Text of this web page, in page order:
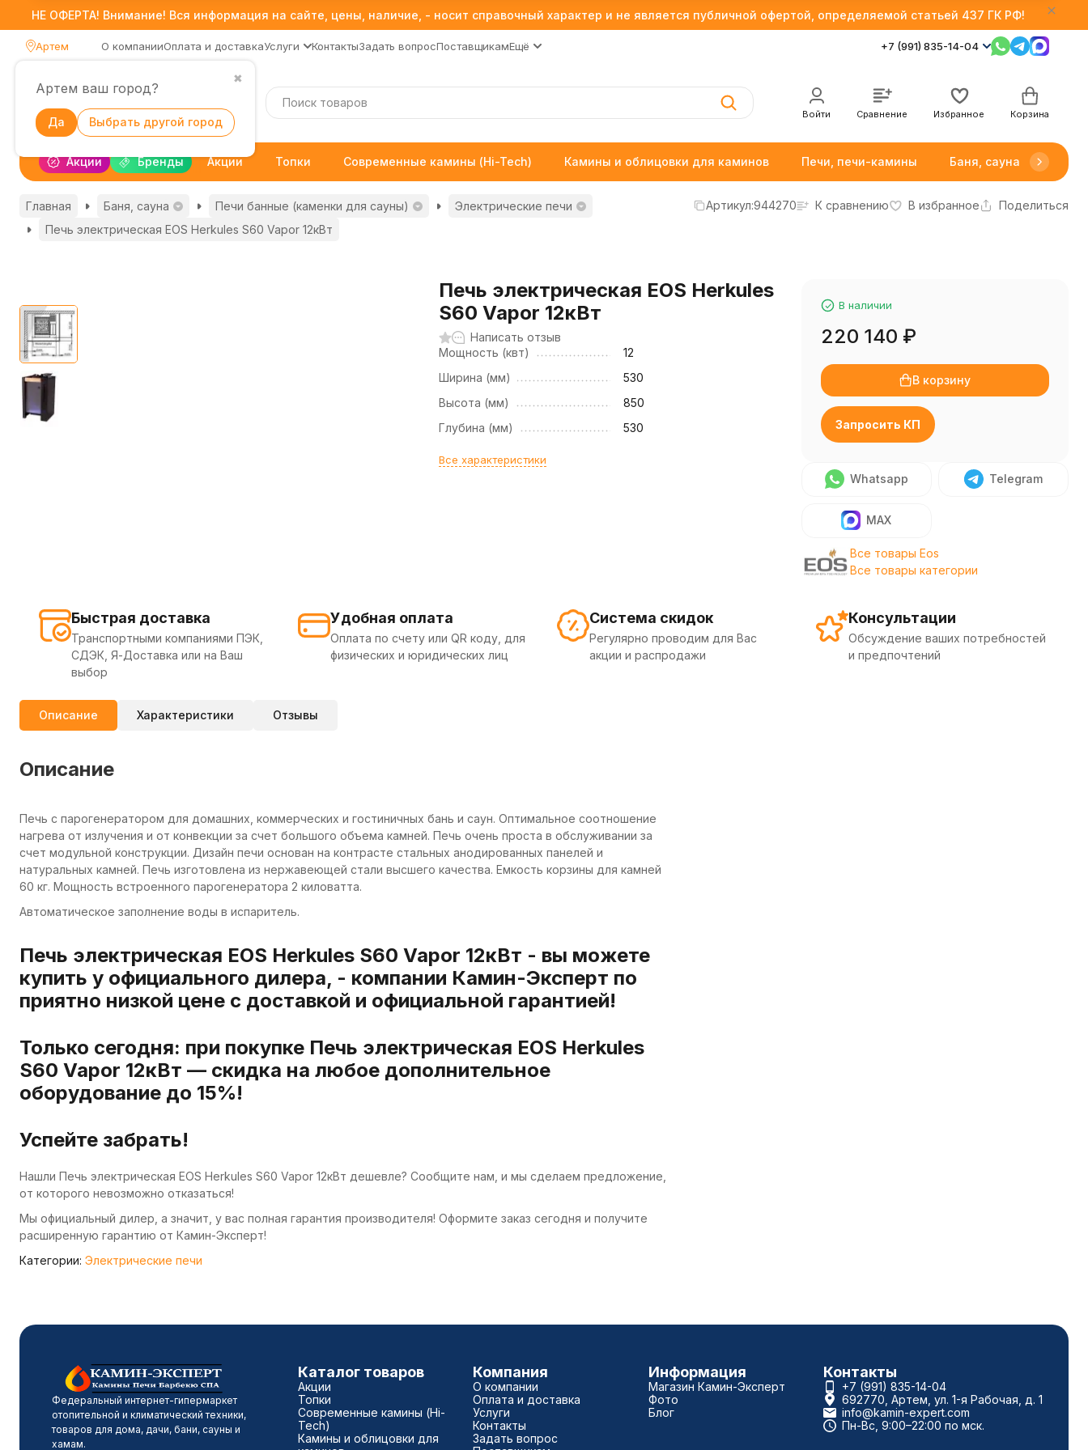
НЕ ОФЕРТА! Внимание! Вся информация на сайте, цены, наличие, - носит справочный характер и не является публичной офертой, определяемой статьей 437 ГК РФ!
Артем
✖
Артем ваш город?
Да Выбрать другой город
О компанииОплата и доставкаУслуги КонтактыЗадать вопросПоставщикамЕщё +7 (991) 835-14-04
Войти Сравнение Избранное Корзина
Акции Бренды Акции Топки Современные камины (Hi-Tech) Камины и облицовки для каминов Печи, печи-камины Баня, сауна
Главная Баня, сауна Печи банные (каменки для сауны)
Электрические печи
Печь электрическая EOS Herkules S60 Vapor 12кВт
Артикул:944270 К сравнению В избранное Поделиться
Печь электрическая EOS Herkules
S60 Vapor 12кВт
Написать отзыв
Мощность (квт)
12
Ширина (мм)
530
Высота (мм)
850
Глубина (мм)
530
Все характеристики
В наличии
220 140 ₽
В корзину
Запросить КП
Whatsapp Telegram
MAX
Все товары Eos
Все товары категории
Быстрая доставка
Транспортными компаниями ПЭК,
СДЭК, Я-Доставка или на Ваш
выбор
Удобная оплата
Оплата по счету или QR коду, для
физических и юридических лиц
Система скидок
Регулярно проводим для Вас
акции и распродажи
Консультации
Обсуждение ваших потребностей
и предпочтений
Описание Характеристики Отзывы
Описание
Печь с парогенератором для домашних, коммерческих и гостиничных бань и саун. Оптимальное соотношение
нагрева от излучения и от конвекции за счет большого объема камней. Печь очень проста в обслуживании за
счет модульной конструкции. Дизайн печи основан на контрасте стальных анодированных панелей и
натуральных камней. Печь изготовлена из нержавеющей стали высшего качества. Емкость корзины для камней
60 кг. Мощность встроенного парогенератора 2 киловатта.
Автоматическое заполнение воды в испаритель.
Печь электрическая EOS Herkules S60 Vapor 12кВт - вы можете
купить у официального дилера, - компании Камин-Эксперт по
приятно низкой цене с доставкой и официальной гарантией!
Только сегодня: при покупке Печь электрическая EOS Herkules
S60 Vapor 12кВт — скидка на любое дополнительное
оборудование до 15%!
Успейте забрать!
Нашли Печь электрическая EOS Herkules S60 Vapor 12кВт дешевле? Сообщите нам, и мы сделаем предложение,
от которого невозможно отказаться!
Мы официальный дилер, а значит, у вас полная гарантия производителя! Оформите заказ сегодня и получите
расширенную гарантию от Камин-Эксперт!
Категории: Электрические печи
Федеральный интернет-гипермаркет
отопительной и климатический техники,
товаров для дома, дачи, бани, сауны и
хамам.
Каталог товаров
Акции
Топки
Современные камины (Hi-
Tech)
Камины и облицовки для
Компания
О компании
Оплата и доставка
Услуги
Контакты
Задать вопрос
Информация
Магазин Камин-Эксперт
Фото
Блог
Контакты
+7 (991) 835-14-04
692770, Артем, ул. 1-я Рабочая, д. 1
info@kamin-expert.com
Пн-Вс, 9:00–22:00 по мск.